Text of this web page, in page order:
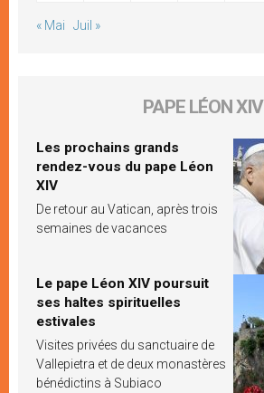
« Mai Juil »
PAPE LÉON XIV
Les prochains grands
rendez-vous du pape Léon
XIV
De retour au Vatican, après trois
semaines de vacances
Le pape Léon XIV poursuit
ses haltes spirituelles
estivales
Visites privées du sanctuaire de
Vallepietra et de deux monastères
bénédictins à Subiaco